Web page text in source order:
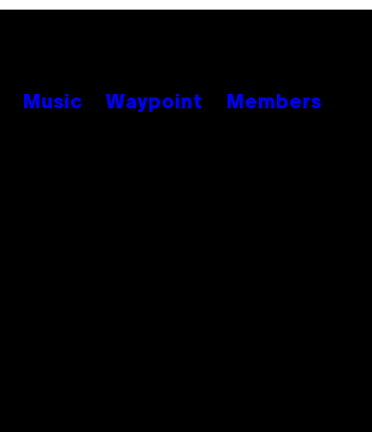
Music Waypoint Members